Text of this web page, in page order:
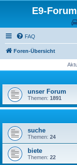
E9-
FAQ
Foren-Übersicht
unser Forum
Themen: 1891
suche
Themen: 24
biete
Themen: 22